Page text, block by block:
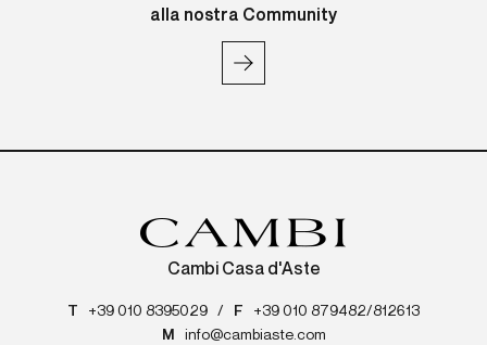
alla nostra Community
Cambi Casa d'Aste
T +39 010 8395029 / F
+39 010 879482/812613
M
info@cambiaste.com